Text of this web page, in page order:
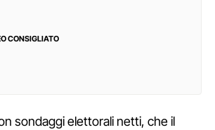
CONSIGLIATO
sondaggi elettorali netti, che il